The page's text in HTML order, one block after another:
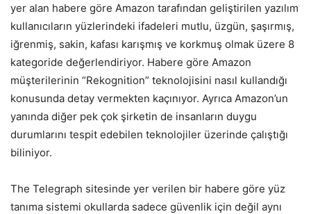
yer alan habere göre Amazon tarafından geliştirilen yazılım
kullanıcıların yüzlerindeki ifadeleri mutlu, üzgün, şaşırmış,
iğrenmiş, sakin, kafası karışmış ve korkmuş olmak üzere 8
kategoride değerlendiriyor. Habere göre Amazon
müşterilerinin “Rekognition” teknolojisini nasıl kullandığı
konusunda detay vermekten kaçınıyor. Ayrıca Amazon’un
yanında diğer pek çok şirketin de insanların duygu
durumlarını tespit edebilen teknolojiler üzerinde çalıştığı
biliniyor.
The Telegraph sitesinde yer verilen bir habere göre yüz
tanıma sistemi okullarda sadece güvenlik için değil aynı